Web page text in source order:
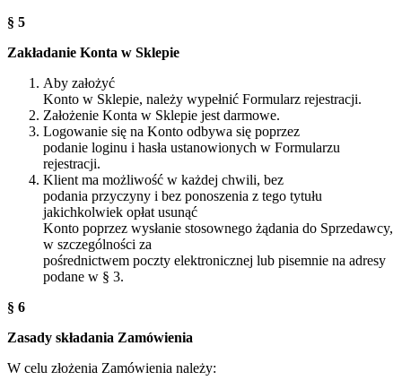
§ 5
Zakładanie Konta w Sklepie
Aby założyć
Konto w Sklepie, należy wypełnić Formularz rejestracji.
Założenie Konta w Sklepie jest darmowe.
Logowanie się na Konto odbywa się poprzez
podanie loginu i hasła ustanowionych w Formularzu
rejestracji.
Klient ma możliwość w każdej chwili, bez
podania przyczyny i bez ponoszenia z tego tytułu
jakichkolwiek opłat usunąć
Konto poprzez wysłanie stosownego żądania do Sprzedawcy,
w szczególności za
pośrednictwem poczty elektronicznej lub pisemnie na adresy
podane w § 3.
§ 6
Zasady składania Zamówienia
W celu złożenia Zamówienia należy: